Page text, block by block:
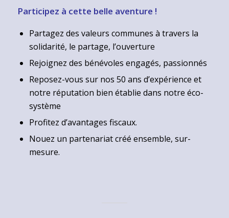
Participez à cette belle aventure !
Partagez des valeurs communes à travers la
solidarité, le partage, l’ouverture
Rejoignez des bénévoles engagés, passionnés
Reposez-vous sur nos 50 ans d’expérience et
notre réputation bien établie dans notre éco-
système
Profitez d’avantages fiscaux.
Nouez un partenariat créé ensemble, sur-
mesure.